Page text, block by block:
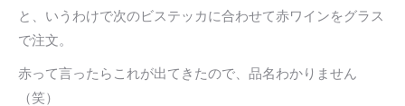
と、いうわけで次のビステッカに合わせて赤ワインをグラス
で注文。
赤って言ったらこれが出てきたので、品名わかりません
（笑）